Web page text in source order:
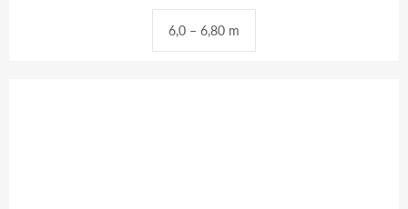
6,0 – 6,80 m